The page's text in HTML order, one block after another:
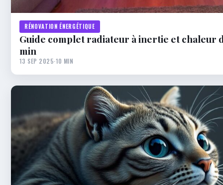
RÉNOVATION ÉNERGÉTIQUE
Guide complet radiateur à inertie et chaleur
min
13 SEP 2025·10 MIN